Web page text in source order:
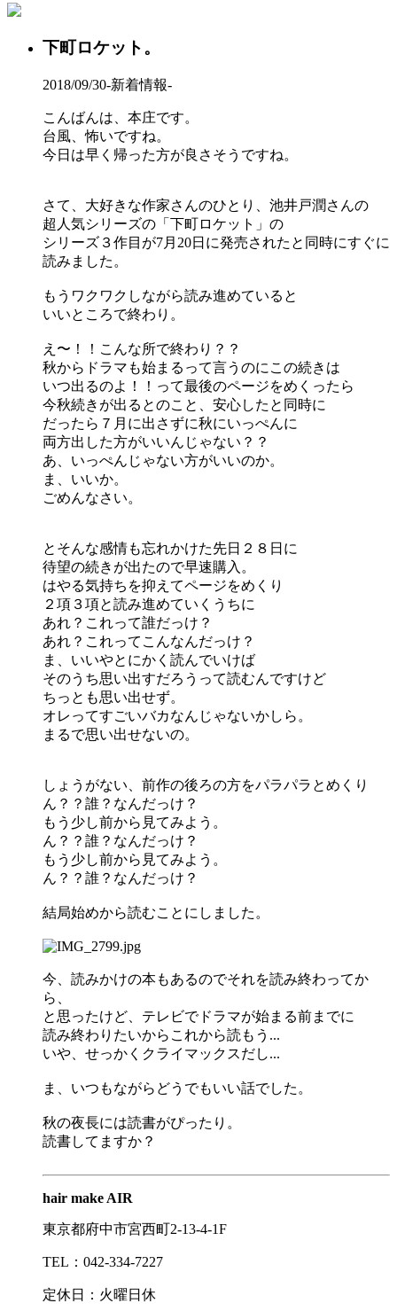
下町ロケット。
2018/09/30-新着情報-
こんばんは、本庄です。
台風、怖いですね。
今日は早く帰った方が良さそうですね。
さて、大好きな作家さんのひとり、池井戸潤さんの
超人気シリーズの「下町ロケット」の
シリーズ３作目が7月20日に発売されたと同時にすぐに
読みました。
もうワクワクしながら読み進めていると
いいところで終わり。
え〜！！こんな所で終わり？？
秋からドラマも始まるって言うのにこの続きは
いつ出るのよ！！って最後のページをめくったら
今秋続きが出るとのこと、安心したと同時に
だったら７月に出さずに秋にいっぺんに
両方出した方がいいんじゃない？？
あ、いっぺんじゃない方がいいのか。
ま、いいか。
ごめんなさい。
とそんな感情も忘れかけた先日２８日に
待望の続きが出たので早速購入。
はやる気持ちを抑えてページをめくり
２項３項と読み進めていくうちに
あれ？これって誰だっけ？
あれ？これってこんなんだっけ？
ま、いいやとにかく読んでいけば
そのうち思い出すだろうって読むんですけど
ちっとも思い出せず。
オレってすごいバカなんじゃないかしら。
まるで思い出せないの。
しょうがない、前作の後ろの方をパラパラとめくり
ん？？誰？なんだっけ？
もう少し前から見てみよう。
ん？？誰？なんだっけ？
もう少し前から見てみよう。
ん？？誰？なんだっけ？
結局始めから読むことにしました。
今、読みかけの本もあるのでそれを読み終わってか
ら、
と思ったけど、テレビでドラマが始まる前までに
読み終わりたいからこれから読もう...
いや、せっかくクライマックスだし...
ま、いつもながらどうでもいい話でした。
秋の夜長には読書がぴったり。
読書してますか？
hair make AIR
東京都府中市宮西町2-13-4-1F
TEL：042-334-7227
定休日：火曜日休